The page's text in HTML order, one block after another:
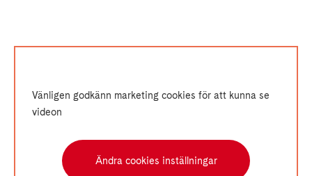
Vänligen godkänn marketing cookies för att kunna se
videon
Ändra cookies inställningar